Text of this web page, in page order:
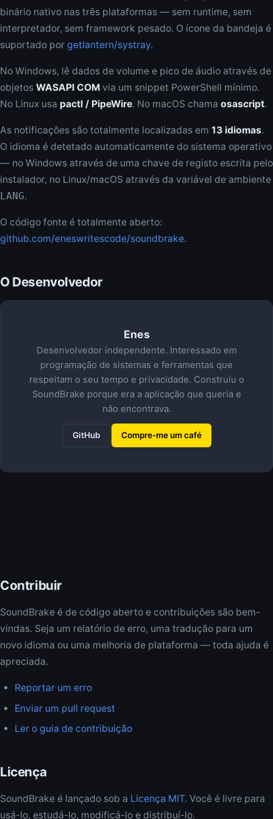
binário nativo nas três plataformas — sem runtime, sem
interpretador, sem framework pesado. O ícone da bandeja é
suportado por getlantern/systray.
No Windows, lê dados de volume e pico de áudio através de
objetos WASAPI COM via um snippet PowerShell mínimo.
No Linux usa pactl / PipeWire. No macOS chama osascript.
As notificações são totalmente localizadas em 13 idiomas.
O idioma é detetado automaticamente do sistema operativo
— no Windows através de uma chave de registo escrita pelo
instalador, no Linux/macOS através da variável de ambiente
LANG.
O código fonte é totalmente aberto:
github.com/eneswritescode/soundbrake.
O Desenvolvedor
Enes
Desenvolvedor independente. Interessado em
programação de sistemas e ferramentas que
respeitam o seu tempo e privacidade. Construiu o
SoundBrake porque era a aplicação que queria e
não encontrava.
GitHub Compre-me um café
Contribuir
SoundBrake é de código aberto e contribuições são bem-
vindas. Seja um relatório de erro, uma tradução para um
novo idioma ou uma melhoria de plataforma — toda ajuda é
apreciada.
Reportar um erro
Enviar um pull request
Ler o guia de contribuição
Licença
SoundBrake é lançado sob a Licença MIT. Você é livre para
usá-lo, estudá-lo, modificá-lo e distribuí-lo.